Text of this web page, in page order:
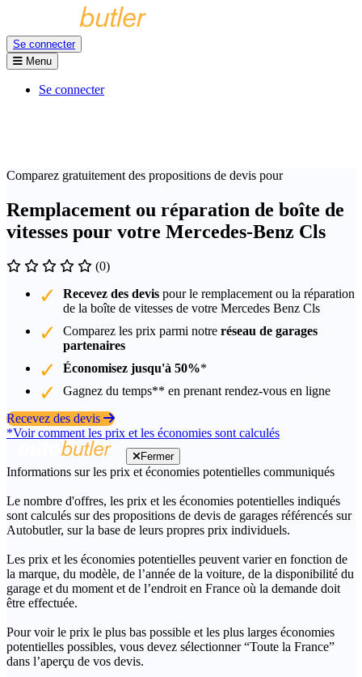
Se connecter
Menu
Se connecter
Comparez gratuitement des propositions de devis pour
Remplacement ou réparation de boîte de
vitesses pour votre Mercedes-Benz Cls
(0)
Recevez des devis pour le remplacement ou la réparation
de la boîte de vitesses de votre Mercedes Benz Cls
Comparez les prix parmi notre réseau de garages
partenaires
Économisez jusqu'à 50%*
Gagnez du temps** en prenant rendez-vous en ligne
Recevez des devis
*Voir comment les prix et les économies sont calculés
Fermer
Informations sur les prix et économies potentielles communiqués
Le nombre d'offres, les prix et les économies potentielles indiqués
sont calculés sur des propositions de devis de garages référencés sur
Autobutler, sur la base de leurs propres prix individuels.
Les prix et les économies potentielles peuvent varier en fonction de
la marque, du modèle, de l’année de la voiture, de la disponibilité du
garage et du moment et de l’endroit en France où la demande doit
être effectuée.
Pour voir le prix le plus bas possible et les plus larges économies
potentielles possibles, vous devez sélectionner “Toute la France”
dans l’aperçu de vos devis.